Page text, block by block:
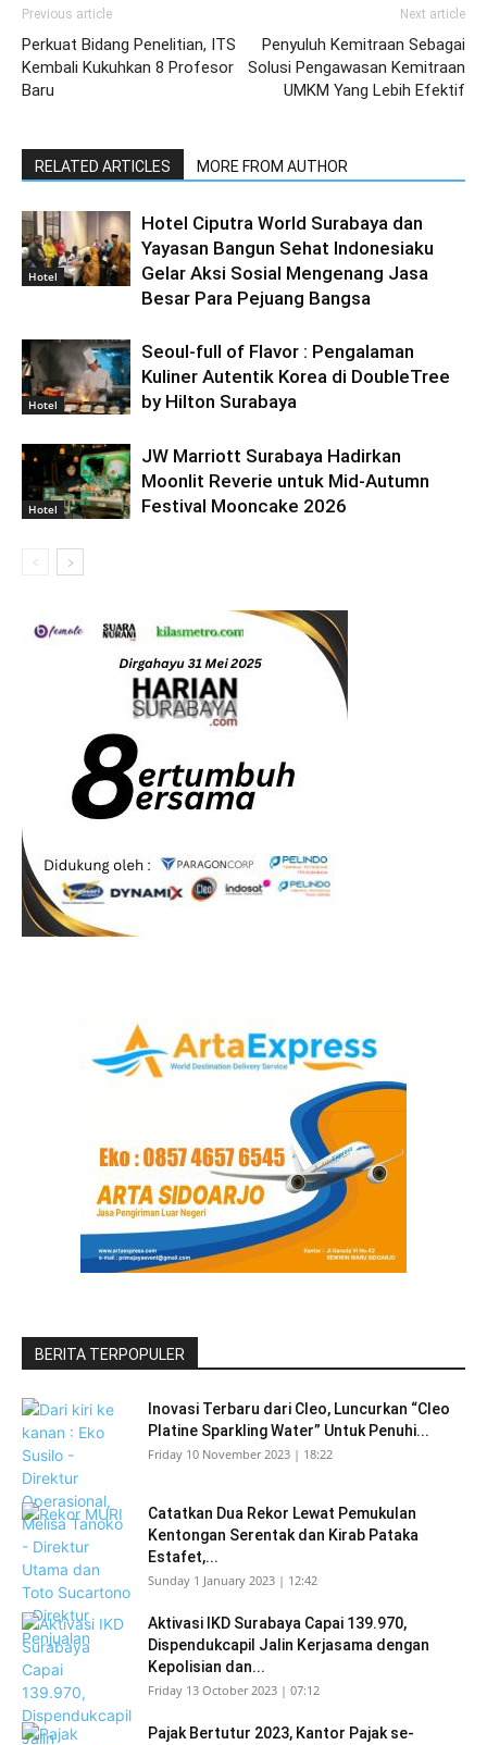
Previous article
Perkuat Bidang Penelitian, ITS
Kembali Kukuhkan 8 Profesor
Baru
Next article
Penyuluh Kemitraan Sebagai
Solusi Pengawasan Kemitraan
UMKM Yang Lebih Efektif
RELATED ARTICLES MORE FROM AUTHOR
Hotel
Hotel Ciputra World Surabaya dan
Yayasan Bangun Sehat Indonesiaku
Gelar Aksi Sosial Mengenang Jasa
Besar Para Pejuang Bangsa
Hotel
Seoul-full of Flavor : Pengalaman
Kuliner Autentik Korea di DoubleTree
by Hilton Surabaya
Hotel
JW Marriott Surabaya Hadirkan
Moonlit Reverie untuk Mid-Autumn
Festival Mooncake 2026
BERITA TERPOPULER
Inovasi Terbaru dari Cleo, Luncurkan “Cleo
Platine Sparkling Water” Untuk Penuhi...
Friday 10 November 2023 | 18:22
Catatkan Dua Rekor Lewat Pemukulan
Kentongan Serentak dan Kirab Pataka
Estafet,...
Sunday 1 January 2023 | 12:42
Aktivasi IKD Surabaya Capai 139.970,
Dispendukcapil Jalin Kerjasama dengan
Kepolisian dan...
Friday 13 October 2023 | 07:12
Pajak Bertutur 2023, Kantor Pajak se-